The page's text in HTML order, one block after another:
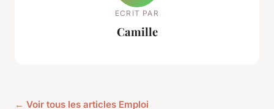
ECRIT PAR
Camille
← Voir tous les articles Emploi